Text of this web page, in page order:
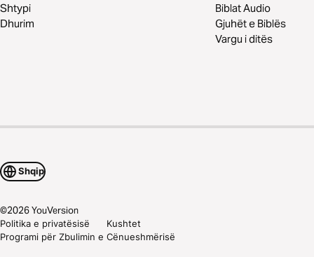
Shtypi
Dhurim
Biblat Audio
Gjuhët e Biblës
Vargu i ditës
Shqip
©2026YouVersion
Politika e privatësisë
Kushtet
Programi për Zbulimin e Cënueshmërisë